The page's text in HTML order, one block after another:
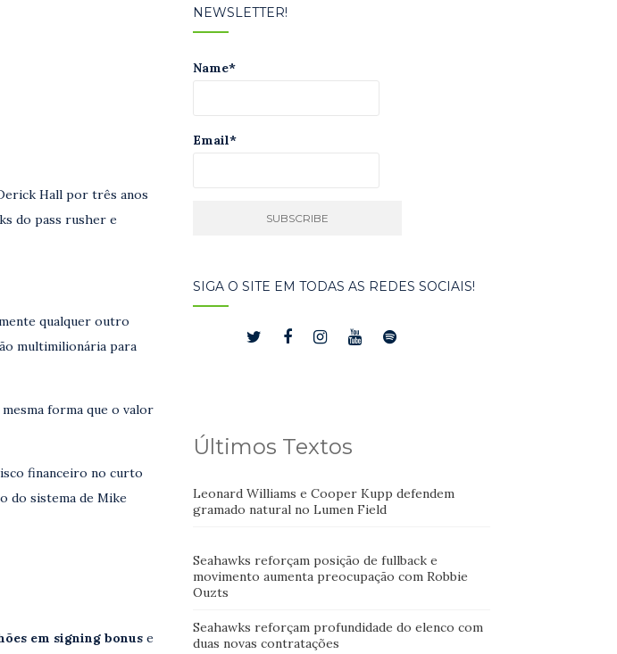
Hall por três anos
do pass rusher e
qualquer outro
multimilionária para
forma que o valor
financeiro no curto
do sistema de Mike
em signing bonus e
NEWSLETTER!
Name*
Email*
SIGA O SITE EM TODAS AS REDES SOCIAIS!
Últimos Textos
Leonard Williams e Cooper Kupp defendem
gramado natural no Lumen Field
Seahawks reforçam posição de fullback e
movimento aumenta preocupação com Robbie
Ouzts
Seahawks reforçam profundidade do elenco com
duas novas contratações